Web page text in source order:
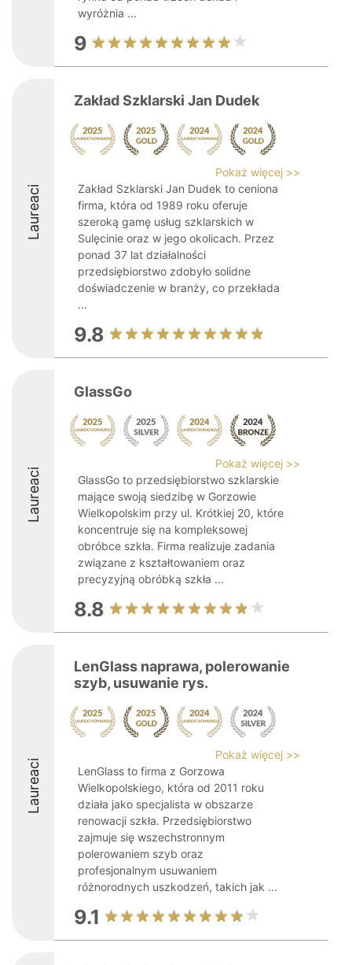
wyróżnia ...
9
Laureaci
Zakład Szklarski Jan Dudek
Pokaż więcej >>
Zakład Szklarski Jan Dudek to ceniona
firma, która od 1989 roku oferuje
szeroką gamę usług szklarskich w
Sulęcinie oraz w jego okolicach. Przez
ponad 37 lat działalności
przedsiębiorstwo zdobyło solidne
doświadczenie w branży, co przekłada
...
9.8
Laureaci
GlassGo
Pokaż więcej >>
GlassGo to przedsiębiorstwo szklarskie
mające swoją siedzibę w Gorzowie
Wielkopolskim przy ul. Krótkiej 20, które
koncentruje się na kompleksowej
obróbce szkła. Firma realizuje zadania
związane z kształtowaniem oraz
precyzyjną obróbką szkła ...
8.8
Laureaci
LenGlass naprawa, polerowanie
szyb, usuwanie rys.
Pokaż więcej >>
LenGlass to firma z Gorzowa
Wielkopolskiego, która od 2011 roku
działa jako specjalista w obszarze
renowacji szkła. Przedsiębiorstwo
zajmuje się wszechstronnym
polerowaniem szyb oraz
profesjonalnym usuwaniem
różnorodnych uszkodzeń, takich jak ...
9.1